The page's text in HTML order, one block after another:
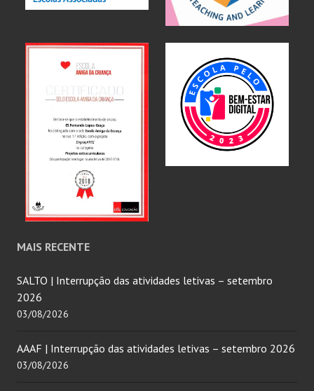
MAIS RECENTE
SALTO | Interrupção das atividades letivas – setembro
2026
03/08/2026
AAAF | Interrupção das atividades letivas – setembro 2026
03/08/2026